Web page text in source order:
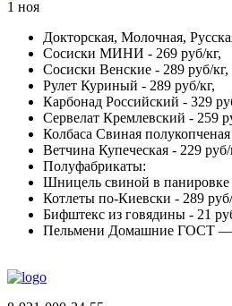
1 ноя
Докторская, Молочная,
Сосиски МИНИ - 269 руб/кг,
Сосиски Венские - 289 руб/кг,
Рулет Куриный - 289 руб/кг,
Карбонад Российский - 329
Сервелат Кремлевский - 259
Колбаса Свиная
Ветчина Купеческая - 229 руб/
Полуфабрикаты:
Шницель свиной в панировке
Котлеты по-Киевски - 289 руб/
Бифштекс из говядины - 21
Пельмени Домашние ГОСТ —